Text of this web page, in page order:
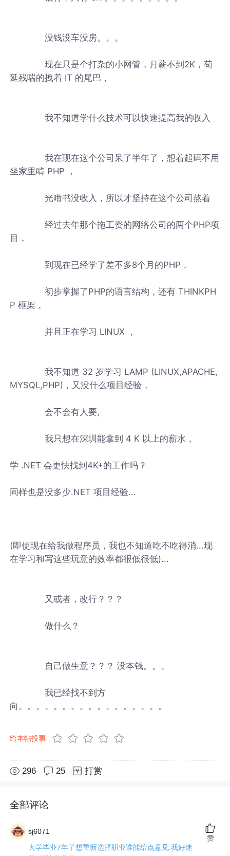
没钱没车没房。。。
现在只是个打杂的小网管，月薪不到2K，苟
延残喘的拽着 IT 的尾巴，
我不知道学什么技术可以快速提高我的收入
我在现在这个公司呆了半年了，想着起码不用
坐家里啃 PHP ，
光啃书没收入，所以才坚持在这个公司熬着
经过去年那个拖工资的网络公司的两个PHP项
目，
到现在已经学了差不多8个月的PHP，
初步掌握了PHP的语言结构，还有 THINKPH
P 框架，
并且正在学习 LINUX ，
我不知道 32 岁学习 LAMP (LINUX,APACHE,
MYSQL,PHP)，又没什么项目经验，
会不会有人要,
我只想在深圳能拿到 4 K 以上的薪水，
学 .NET 会更快找到4K+的工作吗？
同样也是没多少.NET 项目经验...
(即使现在给我做程序员，我也不知道吃不吃得消...现
在学习和写这些玩意的效率都很低很低)...
又或者，改行？？？
做什么？
自己做生意？？？ 没本钱。。。
我已经找不到方
向。。。。。。。。。。。。。。。。。
给本帖投票
296 25 打赏
全部评论
sj6071
大学毕业7年了想重新选择职业谁能给点意见.我好迷
赞